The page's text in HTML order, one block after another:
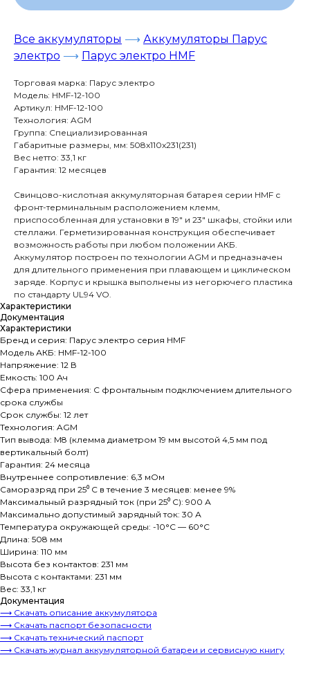
Все аккумуляторы ⟶ Аккумуляторы Парус
электро ⟶ Парус электро HMF
Торговая марка: Парус электро
Модель: HMF-12-100
Артикул: HMF-12-100
Технология: AGM
Группа: Специализированная
Габаритные размеры, мм: 508x110x231(231)
Вес нетто: 33,1 кг
Гарантия: 12 месяцев
Свинцово-кислотная аккумуляторная батарея серии HMF с
фронт-терминальным расположением клемм,
приспособленная для установки в 19" и 23" шкафы, стойки или
стеллажи. Герметизированная конструкция обеспечивает
возможность работы при любом положении АКБ.
Аккумулятор построен по технологии AGM и предназначен
для длительного применения при плавающем и циклическом
заряде. Корпус и крышка выполнены из негорючего пластика
по стандарту UL94 VO.
Характеристики
Документация
Характеристики
Бренд и cерия: Парус электро серия HMF
Модель АКБ: HMF-12-100
Напряжение: 12 В
Емкость: 100 Ач
Сфера применения: С фронтальным подключением длительного
срока службы
Срок службы: 12 лет
Технология: AGM
Тип вывода: M8 (клемма диаметром 19 мм высотой 4,5 мм под
вертикальный болт)
Гарантия: 24 месяца
Внутреннее сопротивление: 6,3 мОм
Саморазряд при 25⁰ С в течение 3 месяцев: менее 9%
Максимальный разрядный ток (при 25⁰ С): 900 А
Максимально допустимый зарядный ток: 30 А
Температура окружающей среды: -10°C — 60°C
Длина: 508 мм
Ширина: 110 мм
Высота без контактов: 231 мм
Высота с контактами: 231 мм
Вес: 33,1 кг
Документация
⟶ Скачать описание аккумулятора
⟶ Скачать паспорт безопасности
⟶ Скачать технический паспорт
⟶ Скачать журнал аккумуляторной батареи и сервисную книгу